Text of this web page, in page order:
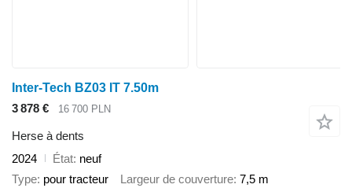
Inter-Tech BZ03 IT 7.50m
3 878 €
16 700 PLN
Herse à dents
2024
État neuf
Type pour tracteur Largeur de couverture 7,5 m